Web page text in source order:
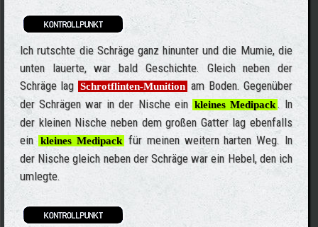
Ich rutschte die Schräge ganz hinunter und die Mumie, die
unten lauerte, war bald Geschichte. Gleich neben der
Schräge lag Schrotflinten-Munitionam Boden. Gegenüber
der Schrägen war in der Nische ein kleines Medipack. In
der kleinen Nische neben dem großen Gatter lag ebenfalls
ein
kleines Medipackfür meinen weitern harten Weg. In
der Nische gleich neben der Schräge war ein Hebel, den ich
umlegte.